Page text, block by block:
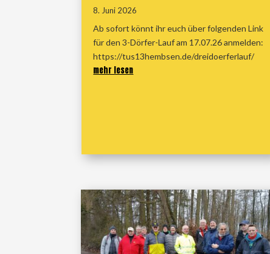
8. Juni 2026
Ab sofort könnt ihr euch über folgenden Link
für den 3-Dörfer-Lauf am 17.07.26 anmelden:
https://tus13hembsen.de/dreidoerferlauf/
mehr lesen